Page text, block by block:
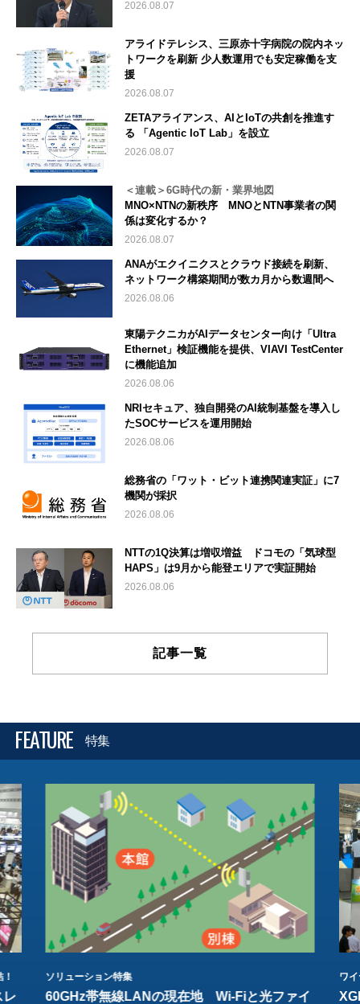
2026.08.07
アライドテレシス、三原赤十字病院の院内ネッ
トワークを刷新 少人数運用でも安定稼働を支
援
2026.08.07
ZETAアライアンス、AIとIoTの共創を推進す
る 「Agentic IoT Lab」を設立
2026.08.07
＜連載＞6G時代の新・業界地図
MNO×NTNの新秩序 MNOとNTN事業者の関
係は変化するか？
2026.08.07
ANAがエクイニクスとクラウド接続を刷新、
ネットワーク構築期間が数カ月から数週間へ
2026.08.06
東陽テクニカがAIデータセンター向け「Ultra
Ethernet」検証機能を提供、VIAVI TestCenter
に機能追加
2026.08.06
NRIセキュア、独自開発のAI統制基盤を導入し
たSOCサービスを運用開始
2026.08.06
総務省の「ワット・ビット連携関連実証」に7
機関が採択
2026.08.06
NTTの1Q決算は増収増益 ドコモの「気球型
HAPS」は9月から能登エリアで実証開始
2026.08.06
記事一覧
FEATURE 特集
レ
ソリューション特集
60GHz帯無線LANの現在地 Wi-Fiと光ファイ
ワ